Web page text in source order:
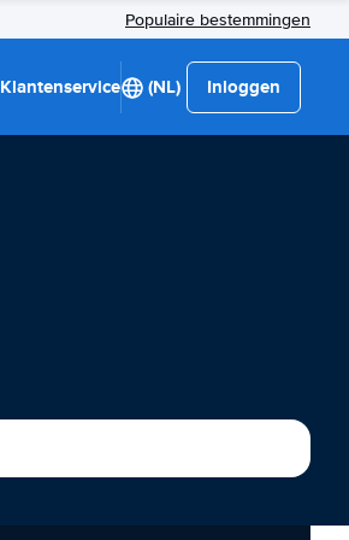
Populaire bestemmingen
Klantenservice (NL) Inloggen